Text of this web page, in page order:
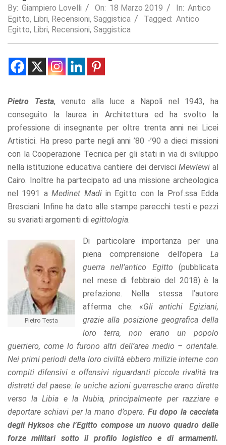
By: Giampiero Lovelli On: 18 Marzo 2019 In: Antico
Egitto, Libri, Recensioni, Saggistica Tagged: Antico
Egitto, Libri, Recensioni, Saggistica
Pietro Testa, venuto alla luce a Napoli nel 1943, ha
conseguito la laurea in Architettura ed ha svolto la
professione di insegnante per oltre trenta anni nei Licei
Artistici. Ha preso parte negli anni ’80 -’90 a dieci missioni
con la Cooperazione Tecnica per gli stati in via di sviluppo
nella istituzione educativa cantiere dei dervisci Mewlewial
Cairo. Inoltre ha partecipato ad una missione archeologica
nel 1991 aMedinet Madiin Egitto con la Prof.ssa Edda
Bresciani. Infine ha dato alle stampe parecchi testi e pezzi
su svariati argomenti di egittologia
Pietro Testa
Di particolare importanza per una
piena comprensione dell’opera La
guerra nell’antico Egitto (pubblicata
nel mese di febbraio del 2018) è la
prefazione. Nella stessa l’autore
afferma che: «Gli antichi Egiziani,
grazie alla posizione geografica della
loro terra, non erano un popolo
guerriero, come lo furono altri dell’area medio – orientale.
Nei primi periodi della loro civiltà ebbero milizie interne con
compiti difensivi e offensivi riguardanti piccole rivalità tra
distretti del paese: le uniche azioni guerresche erano dirette
verso la Libia e la Nubia, principalmente per razziare e
deportare schiavi per la mano d’opera. Fu dopo la cacciata
degli Hyksos che l’Egitto compose un nuovo quadro delle
forze militari sotto il profilo logistico e di armamenti.
Statistics
In order for
us to
improve the
functionality
and
how the
website is
used.
Experience
In order for
our website
to perform
as well as
possible
visit. If you
cookies,
some
will
disappear
from the
website.
By sharing
interests
and
behavior as
you visit our
site, you
increase the
chance of
seeing
personalized